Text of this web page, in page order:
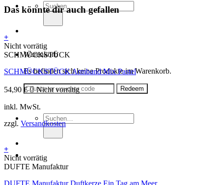
Suche
nach:
Warenkorb
Es befinden sich keine Produkte im Warenkorb.
Suche
nach:
Das könnte dir auch gefallen
+
Nicht vorrätig
SCHMÜCKSTÜCK
SCHMÜCKSTÜCK Armband Mix Pastel
54,90 € Nicht vorrätig
inkl. MwSt.
zzgl. Versandkosten
+
Nicht vorrätig
DUFTE Manufaktur